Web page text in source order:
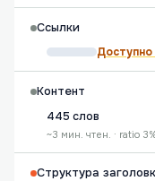
Ссылки
Доступно
Контент
445 слов
~3 мин. чтен. · ratio
Структура